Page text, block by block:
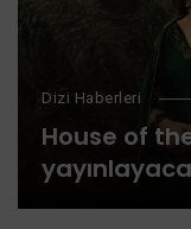
Dizi Haberleri
House of